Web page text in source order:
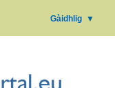
Gàidhlig ▼